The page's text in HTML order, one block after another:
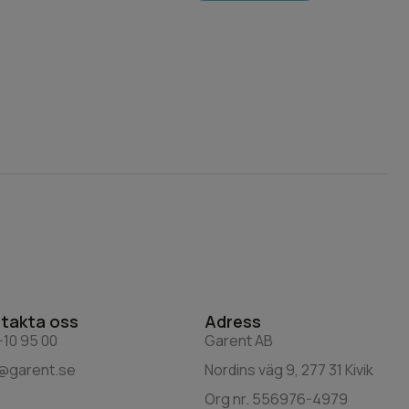
oss
95 00
Adress
Garent AB
Nordins väg 9, 277 31 Kivik
Org nr. 556976-4979